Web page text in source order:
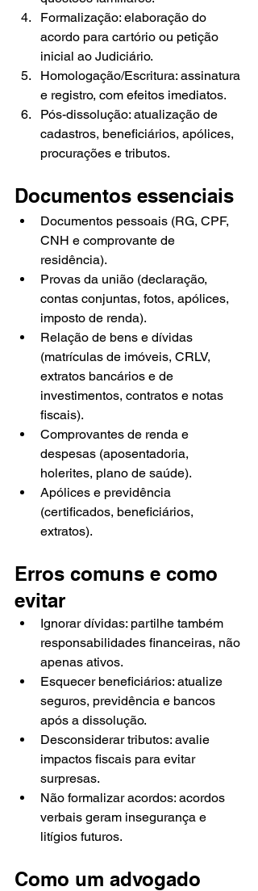
Formalização: elaboração do
acordo para cartório ou petição
inicial ao Judiciário.
Homologação/Escritura: assinatura
e registro, com efeitos imediatos.
Pós-dissolução: atualização de
cadastros, beneficiários, apólices,
procurações e tributos.
Documentos essenciais
Documentos pessoais (RG, CPF,
CNH e comprovante de
residência).
Provas da união (declaração,
contas conjuntas, fotos, apólices,
imposto de renda).
Relação de bens e dívidas
(matrículas de imóveis, CRLV,
extratos bancários e de
investimentos, contratos e notas
fiscais).
Comprovantes de renda e
despesas (aposentadoria,
holerites, plano de saúde).
Apólices e previdência
(certificados, beneficiários,
extratos).
Erros comuns e como
evitar
Ignorar dívidas: partilhe também
responsabilidades financeiras, não
apenas ativos.
Esquecer beneficiários: atualize
seguros, previdência e bancos
após a dissolução.
Desconsiderar tributos: avalie
impactos fiscais para evitar
surpresas.
Não formalizar acordos: acordos
verbais geram insegurança e
litígios futuros.
Como um advogado